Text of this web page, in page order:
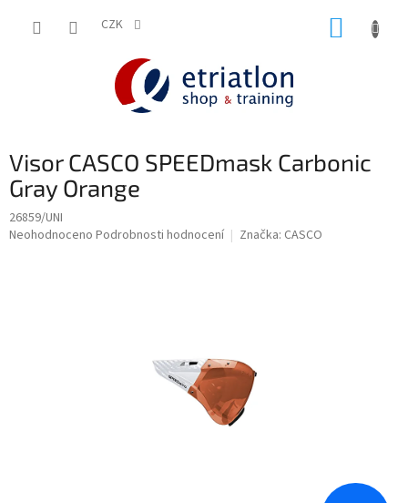
CZK
Visor CASCO SPEEDmask Carbonic
Gray Orange
26859/UNI
Průměrné
Neohodnoceno Podrobnosti hodnocení Značka: CASCO
shop.etriatlon.cz - Chat